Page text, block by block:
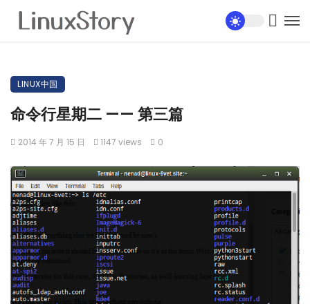
LINUX中国
命令行星期二 —— 第三篇
2014 年 7 月 15 日 1147 views 0